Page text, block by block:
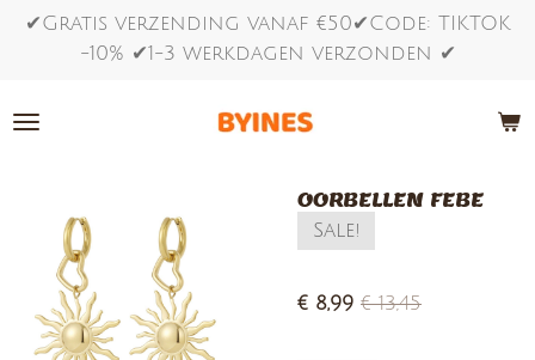
Ga
de
✔Gratis verzending vanaf €50✔Code: TIKTOK
-10% ✔1-3 werkdagen verzonden ✔
OORBELLEN FEBE
Sale!
€ 8,99 € 13,45